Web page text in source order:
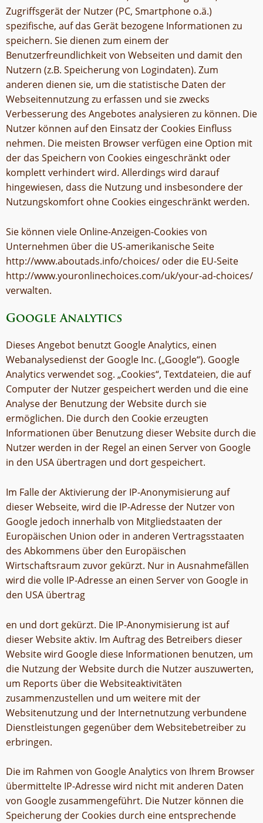
Zugriffsgerät der Nutzer (PC, Smartphone o.ä.)
spezifische, auf das Gerät bezogene Informationen zu
speichern. Sie dienen zum einem der
Benutzerfreundlichkeit von Webseiten und damit den
Nutzern (z.B. Speicherung von Logindaten). Zum
anderen dienen sie, um die statistische Daten der
Webseitennutzung zu erfassen und sie zwecks
Verbesserung des Angebotes analysieren zu können. Die
Nutzer können auf den Einsatz der Cookies Einfluss
nehmen. Die meisten Browser verfügen eine Option mit
der das Speichern von Cookies eingeschränkt oder
komplett verhindert wird. Allerdings wird darauf
hingewiesen, dass die Nutzung und insbesondere der
Nutzungskomfort ohne Cookies eingeschränkt werden.
Sie können viele Online-Anzeigen-Cookies von
Unternehmen über die US-amerikanische Seite
http://www.aboutads.info/choices/ oder die EU-Seite
http://www.youronlinechoices.com/uk/your-ad-choices/
verwalten.
Google Analytics
Dieses Angebot benutzt Google Analytics, einen
Webanalysedienst der Google Inc. („Google“). Google
Analytics verwendet sog. „Cookies“, Textdateien, die auf
Computer der Nutzer gespeichert werden und die eine
Analyse der Benutzung der Website durch sie
ermöglichen. Die durch den Cookie erzeugten
Informationen über Benutzung dieser Website durch die
Nutzer werden in der Regel an einen Server von Google
in den USA übertragen und dort gespeichert.
Im Falle der Aktivierung der IP-Anonymisierung auf
dieser Webseite, wird die IP-Adresse der Nutzer von
Google jedoch innerhalb von Mitgliedstaaten der
Europäischen Union oder in anderen Vertragsstaaten
des Abkommens über den Europäischen
Wirtschaftsraum zuvor gekürzt. Nur in Ausnahmefällen
wird die volle IP-Adresse an einen Server von Google in
den USA übertrag
en und dort gekürzt. Die IP-Anonymisierung ist auf
dieser Website aktiv. Im Auftrag des Betreibers dieser
Website wird Google diese Informationen benutzen, um
die Nutzung der Website durch die Nutzer auszuwerten,
um Reports über die Websiteaktivitäten
zusammenzustellen und um weitere mit der
Websitenutzung und der Internetnutzung verbundene
Dienstleistungen gegenüber dem Websitebetreiber zu
erbringen.
Die im Rahmen von Google Analytics von Ihrem Browser
übermittelte IP-Adresse wird nicht mit anderen Daten
von Google zusammengeführt. Die Nutzer können die
Speicherung der Cookies durch eine entsprechende